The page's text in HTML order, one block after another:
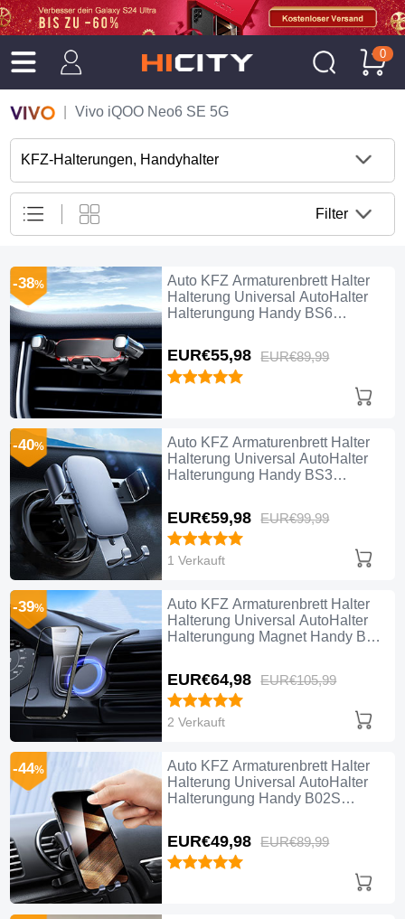
0
Vivo iQOO Neo6 SE 5G
KFZ-Halterungen, Handyhalter
Filter
Auto KFZ Armaturenbrett Halter
Halterung Universal AutoHalter
Halterungung Handy BS6
EUR€55,98 EUR€89,99
-38%
Auto KFZ Armaturenbrett Halter
Halterung Universal AutoHalter
Halterungung Handy BS3
EUR€59,98 EUR€99,99
-40%
1 Verkauft
Auto KFZ Armaturenbrett Halter
Halterung Universal AutoHalter
Halterungung Magnet Handy BS1
EUR€64,98 EUR€105,99
-39%
2 Verkauft
Auto KFZ Armaturenbrett Halter
Halterung Universal AutoHalter
Halterungung Handy B02S
EUR€49,98 EUR€89,99
-44%